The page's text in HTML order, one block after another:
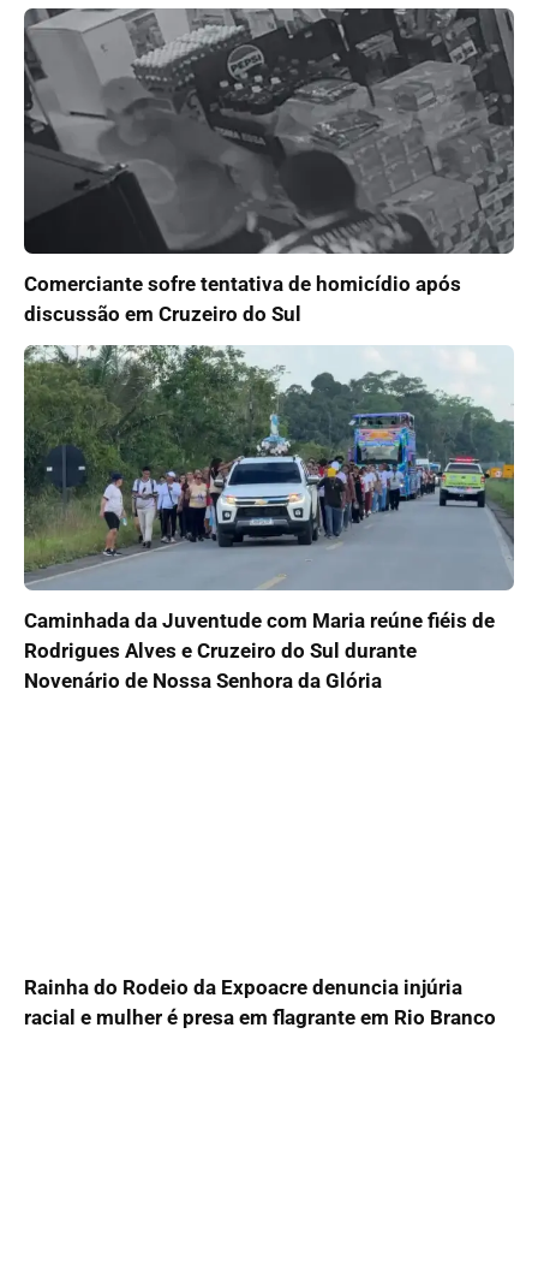
Comerciante sofre tentativa de homicídio após
discussão em Cruzeiro do Sul
Caminhada da Juventude com Maria reúne fiéis de
Rodrigues Alves e Cruzeiro do Sul durante
Novenário de Nossa Senhora da Glória
Rainha do Rodeio da Expoacre denuncia injúria
racial e mulher é presa em flagrante em Rio Branco